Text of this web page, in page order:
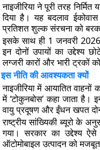
नाइजीरिया ने पूरी तरह
दिया है। यह बदलाव
प्रतिशत शुल्क संरचना को
इसके साथ ही 1 जनवरी
इन दोनों उपायों का
लग्जरी कारों और भारी ट्रकों
इस नीति की आवश्यकता क्यों
नाइजीरिया में आयातित
में ‘टोकुनबोस’ कहा जाता
वायु प्रदूषण और ईंधन खपत
राष्ट्रीय सांख्यिकी ब्यूरो के
गया। सरकार का उद्देश्य
ऑटोमोबाइल उत्पादन को